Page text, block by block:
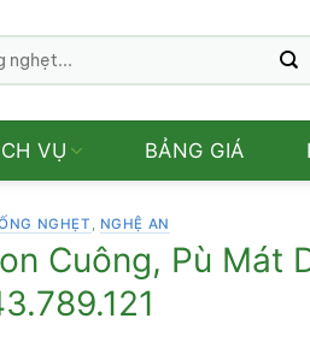
VỤ BẢNG GIÁ
NGHẸT , NGHỆ AN
Cuông, Pù Mát